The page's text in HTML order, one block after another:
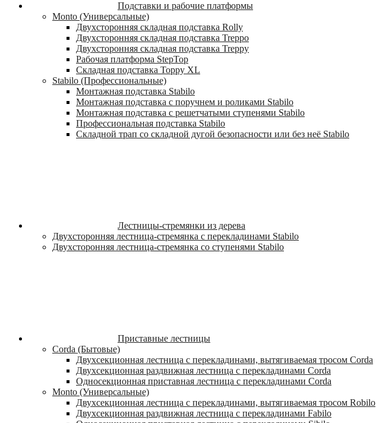
Подставки и рабочие платформы
Monto (Универсальные)
Двухсторонняя складная подставка Rolly
Двухсторонняя складная подставка Treppo
Двухсторонняя складная подставка Treppy
Рабочая платформа StepTop
Складная подставка Toppy XL
Stabilo (Профессиональные)
Монтажная подставка Stabilo
Монтажная подставка с поручнем и роликами Stabilo
Монтажная подставка с решетчатыми ступенями Stabilo
Профессиональная подставка Stabilo
Складной трап со складной дугой безопасности или без неё Stabilo
Лестницы-стремянки из дерева
Двухсторонняя лестница-стремянка с перекладинами Stabilo
Двухсторонняя лестница-стремянка со ступенями Stabilo
Приставные лестницы
Corda (Бытовые)
Двухсекционная лестница с перекладинами, вытягиваемая тросом Corda
Двухсекционная раздвижная лестница с перекладинами Corda
Односекционная приставная лестница с перекладинами Corda
Monto (Универсальные)
Двухсекционная лестница с перекладинами, вытягиваемая тросом Robilo
Двухсекционная раздвижная лестница с перекладинами Fabilo